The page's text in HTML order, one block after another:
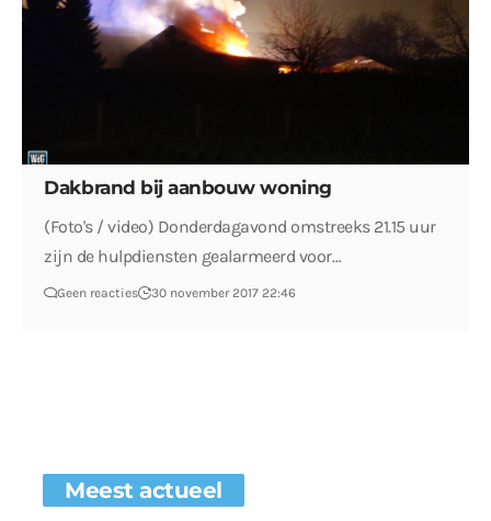
Dakbrand bij aanbouw woning
(Foto's / video) Donderdagavond omstreeks 21.15 uur
zijn de hulpdiensten gealarmeerd voor…
Geen reacties 30 november 2017 22:46
Meest actueel